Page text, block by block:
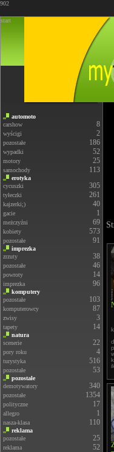
902
start
automoto
carshow
8
wyścigi 2
pozostałe 186
wypadki 52
motory 25
samochody 113
erotyka
cycuszki
305
tyłeczki 261
kajzerki;) 40
gacie 1
meżczyźni 69
kobiety 573
pozostałe 91
imprezka
zrzuty
38
pozostałe 46
powroty 14
imprezka 96
komputery
pozostałe
103
komputerowcy 87
zwisy 3
tapety 14
natura
scenerie
22
pory roku 4
turystyka 516
pozostałe 53
pozostałe
demotywatory
340
pozostałe 1354
polityczne 17
allegro 1
nasza-klasa 110
reklama
pozostałe
25
reklama 52